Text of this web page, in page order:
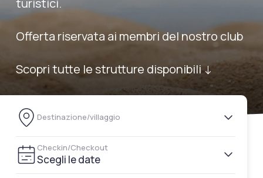
IMV Club
Accedi alla tua area riservata per vedere i tuoi preventivi
e le tue pratiche, gestire i pagamenti e scaricare i tuoi
documenti di viaggio.
Accedi / Registrati
turistici.
Offerta riservata ai membri del nostro club
Scopri tutte le strutture disponibili ↓
Destinazione/villaggio
Checkin/Checkout
Scegli le date